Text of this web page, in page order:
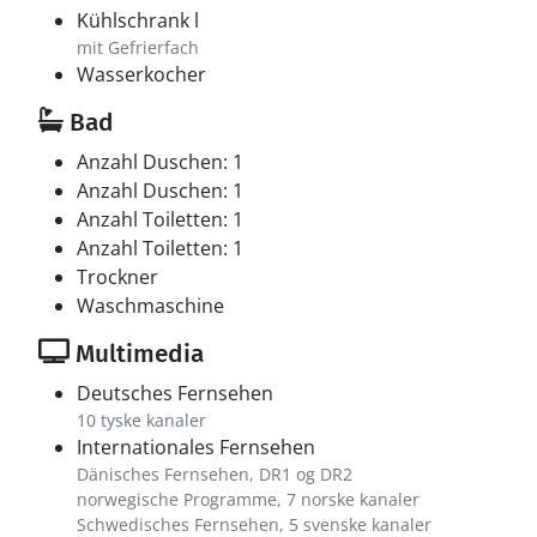
Kühlschrank l
mit Gefrierfach
Wasserkocher
Bad
Anzahl Duschen: 1
Anzahl Duschen: 1
Anzahl Toiletten: 1
Anzahl Toiletten: 1
Trockner
Waschmaschine
Multimedia
Deutsches Fernsehen
10 tyske kanaler
Internationales Fernsehen
Dänisches Fernsehen, DR1 og DR2
norwegische Programme, 7 norske kanaler
Schwedisches Fernsehen, 5 svenske kanaler